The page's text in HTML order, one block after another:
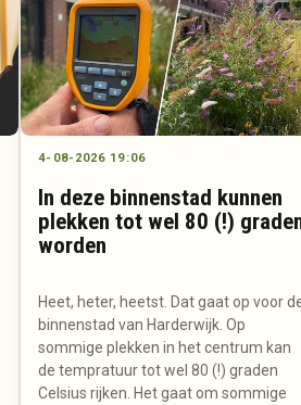
4-08-2026 19:06
In deze binnenstad kunnen
plekken tot wel 80 (!)
worden
Heet, heter, heetst. Dat gaat op voor
binnenstad van Harderwijk. Op
sommige plekken in het centrum kan
de tempratuur tot wel 80 (!) graden
Celsius rijken. Het gaat om sommige